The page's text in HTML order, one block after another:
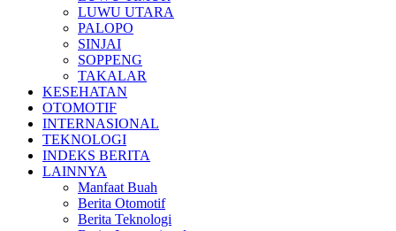
LUWU UTARA
PALOPO
SINJAI
SOPPENG
TAKALAR
KESEHATAN
OTOMOTIF
INTERNASIONAL
TEKNOLOGI
INDEKS BERITA
LAINNYA
Manfaat Buah
Berita Otomotif
Berita Teknologi